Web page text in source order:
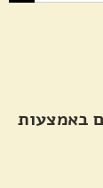
באמצעות